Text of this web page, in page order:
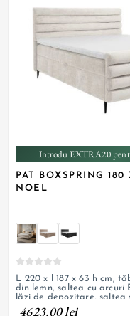
Introdu EXTRA20
PAT BOXSPRING
NOEL
L 220 x l 187 x 63 h cm,
din lemn, saltea cu arcuri
lăzi de depozitare, saltea
inclusă; înălțime picioare
4623,00 lei